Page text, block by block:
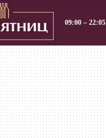
09:00 – 22:05